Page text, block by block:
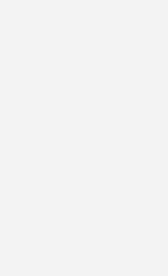
enge
und
auch zu einer
Badgestalter
nicht
lassen. Was
der Badgestalter
umfassende Lösungen für
Vorwand wird konsequenter